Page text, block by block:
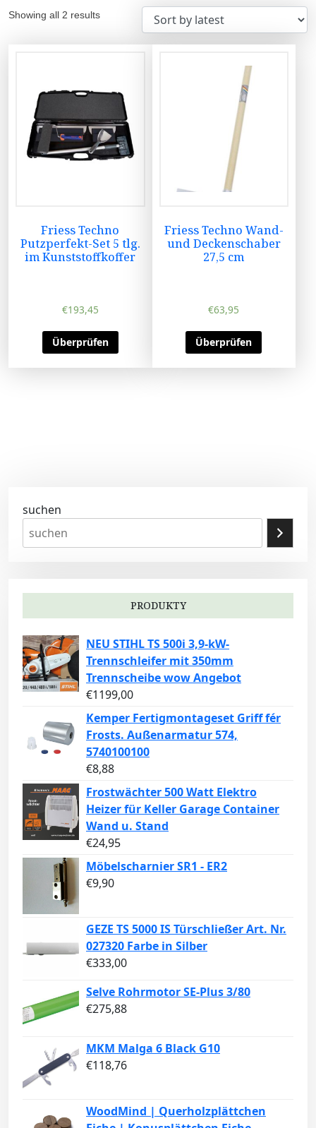
Showing all 2 results
Friess Techno
Putzperfekt-Set 5 tlg.
im Kunststoffkoffer
€193,45
Überprüfen
Friess Techno Wand-
und Deckenschaber
27,5 cm
€63,95
Überprüfen
suchen
PRODUKTY
NEU STIHL TS 500i 3,9-kW-
Trennschleifer mit 350mm
Trennscheibe wow Angebot
€1199,00
Kemper Fertigmontageset Griff fér
Frosts. Außenarmatur 574,
5740100100
€8,88
Frostwächter 500 Watt Elektro
Heizer für Keller Garage Container
Wand u. Stand
€24,95
Möbelscharnier SR1 - ER2
€9,90
GEZE TS 5000 IS Türschließer Art. Nr.
027320 Farbe in Silber
€333,00
Selve Rohrmotor SE-Plus 3/80
€275,88
MKM Malga 6 Black G10
€118,76
WoodMind | Querholzplättchen